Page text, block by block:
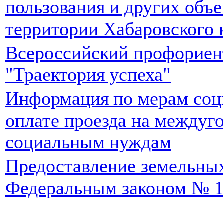
пользования и других
территории Хабаровского
Всероссийский
"Траектория успеха"
Информация по мерам
оплате проезда на
социальным нуждам
Предоставление
Федеральным законом №